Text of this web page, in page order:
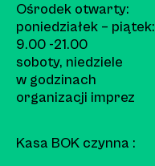
Ośrodek otwarty:
poniedziałek – piątek:
9.00 -21.00
soboty, niedziele
w godzinach
organizacji imprez
Kasa BOK czynna :